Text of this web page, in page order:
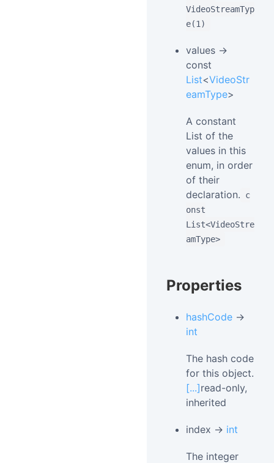
VideoStreamTyp
e(1)
values →
const
List<VideoStr
eamType>
A constant
List of the
values in this
enum, in order
of their
declaration.
c
onst
List<VideoStre
amType>
Properties
hashCode →
int
The hash code
for this object.
[...]read-only,
inherited
index → int
The integer